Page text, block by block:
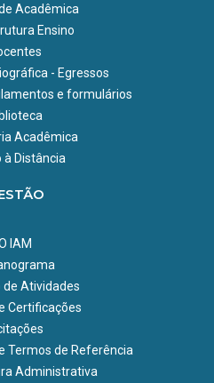
Nordeste;
de novos métodos
controle e combate à
de Monitoramento em
Saúde Única.ds.
Acadêmica
Ensino
- Egressos
e formulários
Acadêmica
à Distância
IAM
de Atividades
Certificações
Termos de Referência
Administrativa